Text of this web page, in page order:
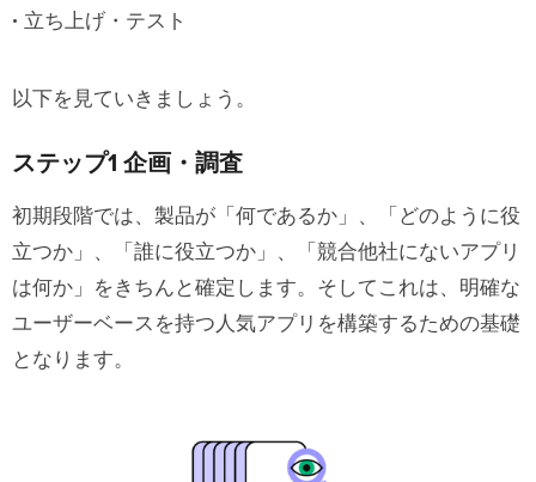
優れたUX（ユーザーエクスペリエン
2. 馴染みやすさ
3. 一貫性
4. アクセシビリティ
いいアプリデザインのためのプラクテ
1. シンプルなナビゲーション
立ち上げ・テスト
以下を見ていきましょう。
ステップ1 企画・調査
初期段階では、製品が「何であるか」、「どのように役
立つか」、「誰に役立つか」、「競合他社にないアプリ
は何か」をきちんと確定します。そしてこれは、明確な
ユーザーベースを持つ人気アプリを構築するための基礎
となります。